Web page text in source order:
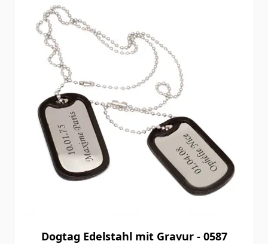
Dogtag Edelstahl mit Gravur - 0587